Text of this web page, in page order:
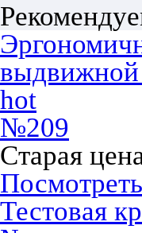
выдвижной
hot
№209
Старая
Посмотреть
Тестовая